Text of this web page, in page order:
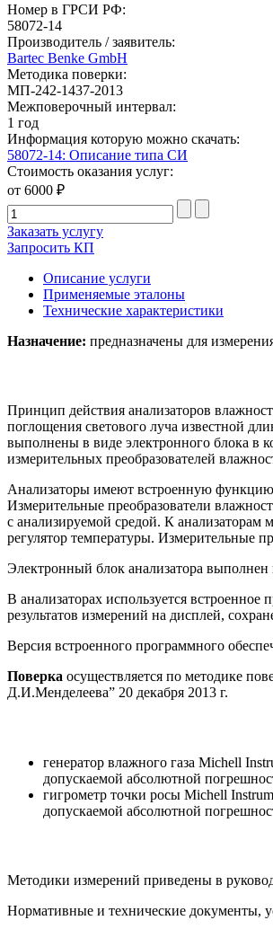
Номер в ГРСИ РФ:
58072-14
Производитель / заявитель:
Bartec Benke GmbH
Методика поверки:
МП-242-1437-2013
Межповерочный интервал:
1 год
Информация которую можно скачать:
58072-14: Описание типа СИ
Стоимость оказания услуг:
от 6000 ₽
Заказать услугу
Запросить КП
Описание услуги
Применяемые эталоны
Технические характеристики
Назначение: предназначены для
Принцип действия анализаторов
поглощения светового луча известной
выполнены в виде электронного блока в
измерительных преобразователей
Анализаторы имеют встроенную функцию
Измерительные преобразователи
с анализируемой средой. К анализаторам
регулятор температуры. Измерительные
Электронный блок анализатора
В анализаторах используется
результатов измерений на дисплей,
Версия встроенного программного
Поверка осуществляется по методике
Д.И.Менделеева” 20 декабря 2013 г.
генератор влажного газа Michell
допускаемой абсолютной
гигрометр точки росы Michell
допускаемой абсолютной
Методики измерений приведены в
Нормативные и технические документы,